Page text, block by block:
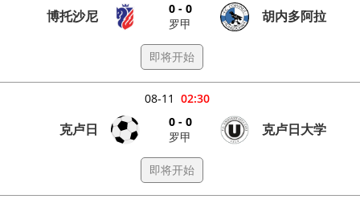
博托沙尼
0 - 0
罗甲
胡内多阿拉
即将开始
02:30
08-11
克卢日
0 - 0
罗甲
克卢日大学
即将开始